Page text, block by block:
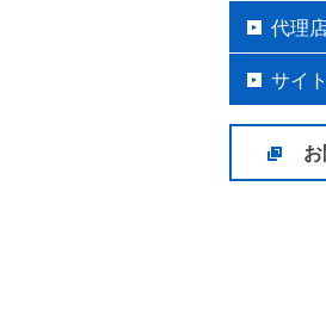
代理
サイ